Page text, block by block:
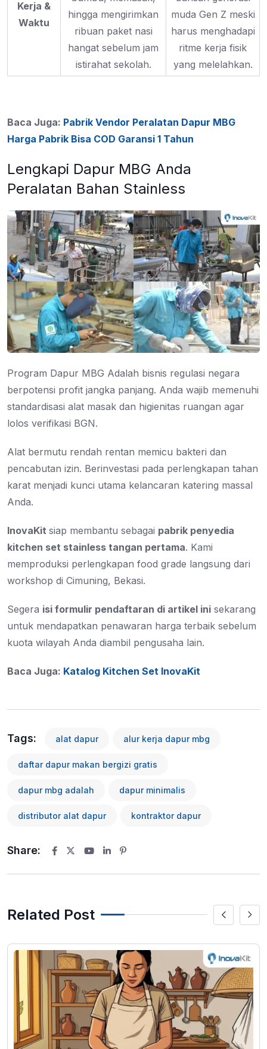
Kerja &
Waktu
hingga mengirimkan
ribuan paket nasi
hangat sebelum jam
istirahat sekolah.
muda Gen Z meski
harus menghadapi
ritme kerja fisik
yang melelahkan.
Baca Juga: Pabrik Vendor Peralatan Dapur MBG
Harga Pabrik Bisa COD Garansi 1 Tahun
Lengkapi Dapur MBG Anda
Peralatan Bahan Stainless
Program Dapur MBG Adalah bisnis regulasi negara
berpotensi profit jangka panjang. Anda wajib memenuhi
standardisasi alat masak dan higienitas ruangan agar
lolos verifikasi BGN.
Alat bermutu rendah rentan memicu bakteri dan
pencabutan izin. Berinvestasi pada perlengkapan tahan
karat menjadi kunci utama kelancaran katering massal
Anda.
InovaKit siap membantu sebagai pabrik penyedia
kitchen set stainless tangan pertama. Kami
memproduksi perlengkapan food grade langsung dari
workshop di Cimuning, Bekasi.
Segera isi formulir pendaftaran di artikel ini sekarang
untuk mendapatkan penawaran harga terbaik sebelum
kuota wilayah Anda diambil pengusaha lain.
Baca Juga: Katalog Kitchen Set InovaKit
Tags: alat dapur alur kerja dapur mbg
daftar dapur makan bergizi gratis
dapur mbg adalah dapur minimalis
distributor alat dapur kontraktor dapur
Share:
Youtube
LinkedIn
Related Post